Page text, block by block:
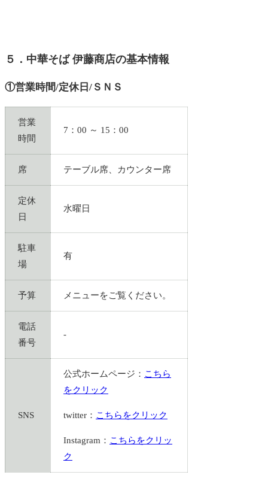
５．中華そば 伊藤商店の基本情報
①営業時間/定休日/ＳＮＳ
営業
時間
7：00 ～ 15：00
席 テーブル席、カウンター席
定休
日
水曜日
駐車
場
有
予算 メニューをご覧ください。
電話
番号
-
SNS
公式ホームページ： こちら
をクリック
twitter： こちらをクリック
Instagram： こちらをクリッ
ク